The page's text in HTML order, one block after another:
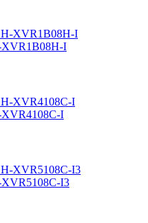
XVR1B08H-I
XVR4108C-I
XVR5108C-I3